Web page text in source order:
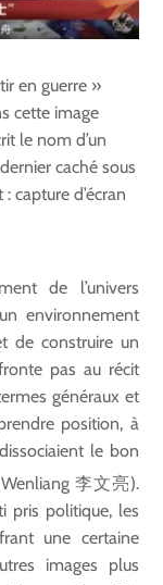
en guerre »
cette image
le nom d’un
caché sous
capture d’écran
de l’univers
environnement
de construire un
pas au récit
généraux et
position, à
le bon
李文亮).
pris politique, les
une certaine
images plus